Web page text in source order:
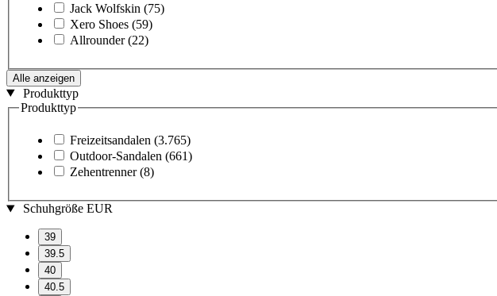
Jack Wolfskin (75)
Xero Shoes (59)
Allrounder (22)
Alle anzeigen
Produkttyp
Produkttyp
Freizeitsandalen (3.765)
Outdoor-Sandalen (661)
Zehentrenner (8)
Schuhgröße EUR
39
39.5
40
40.5